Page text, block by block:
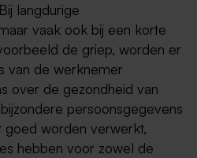
langdurige
vaak ook bij een korte
de griep, worden er
van de werknemer
over de gezondheid van
persoonsgegevens
goed worden verwerkt,
hebben voor zowel de